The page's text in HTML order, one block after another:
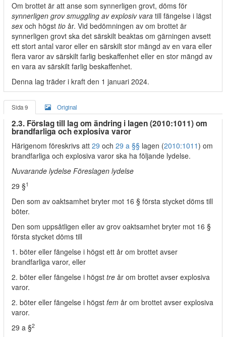
Om brottet är att anse som synnerligen grovt, döms för
synnerligen grov smuggling av explosiv vara till fängelse i lägst
sexoch högst tio år. Vid bedömningen av om brottet är
synnerligen grovt ska det särskilt beaktas om gärningen avsett
ett stort antal varor eller en särskilt stor mängd av en vara eller
flera varor av särskilt farlig beskaffenhet eller en stor mängd av
en vara av särskilt farlig beskaffenhet.
Denna lag träder i kraft den 1 januari 2024.
Sida 9 Original
2.3. Förslag till lag om ändring i lagen (2010:1011) om
brandfarliga och explosiva varor
Härigenom föreskrivs att 29 och 29 a §§ lagen (2010:1011) om
brandfarliga och explosiva varor ska ha följande lydelse.
Nuvarande lydelse Föreslagen lydelse
29 §1
Den som av oaktsamhet bryter mot 16 § första stycket döms till
böter.
Den som uppsåtligen eller av grov oaktsamhet bryter mot 16 §
första stycket döms till
1. böter eller fängelse i högst ett år om brottet avser
brandfarliga varor, eller
2. böter eller fängelse i högst tre år om brottet avser explosiva
varor.
2. böter eller fängelse i högst fem år om brottet avser explosiva
varor.
29 a §2